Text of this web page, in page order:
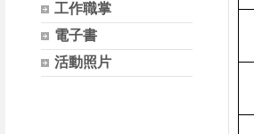
工作職掌
電子書
活動照片